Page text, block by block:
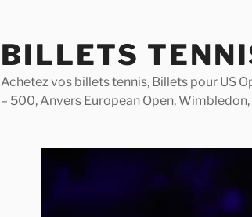
BILLETS
Achetez vos billets tennis, Billets pour US
– 500, Anvers European Open,